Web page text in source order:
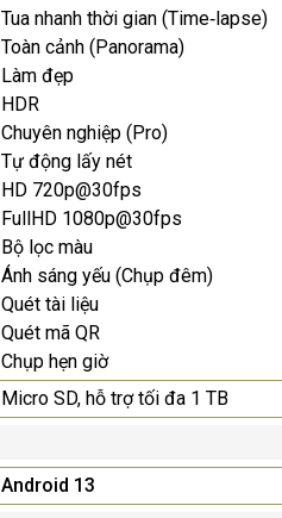
Tua nhanh thời gian (Time‑lapse)
Toàn cảnh (Panorama)
Làm đẹp
HDR
Chuyên nghiệp (Pro)
Tự động lấy nét
HD 720p@30fps
FullHD 1080p@30fps
Bộ lọc màu
Ánh sáng yếu (Chụp đêm)
Quét tài liệu
Quét mã QR
Chụp hẹn giờ
Micro SD, hỗ trợ tối đa 1 TB
Android 13